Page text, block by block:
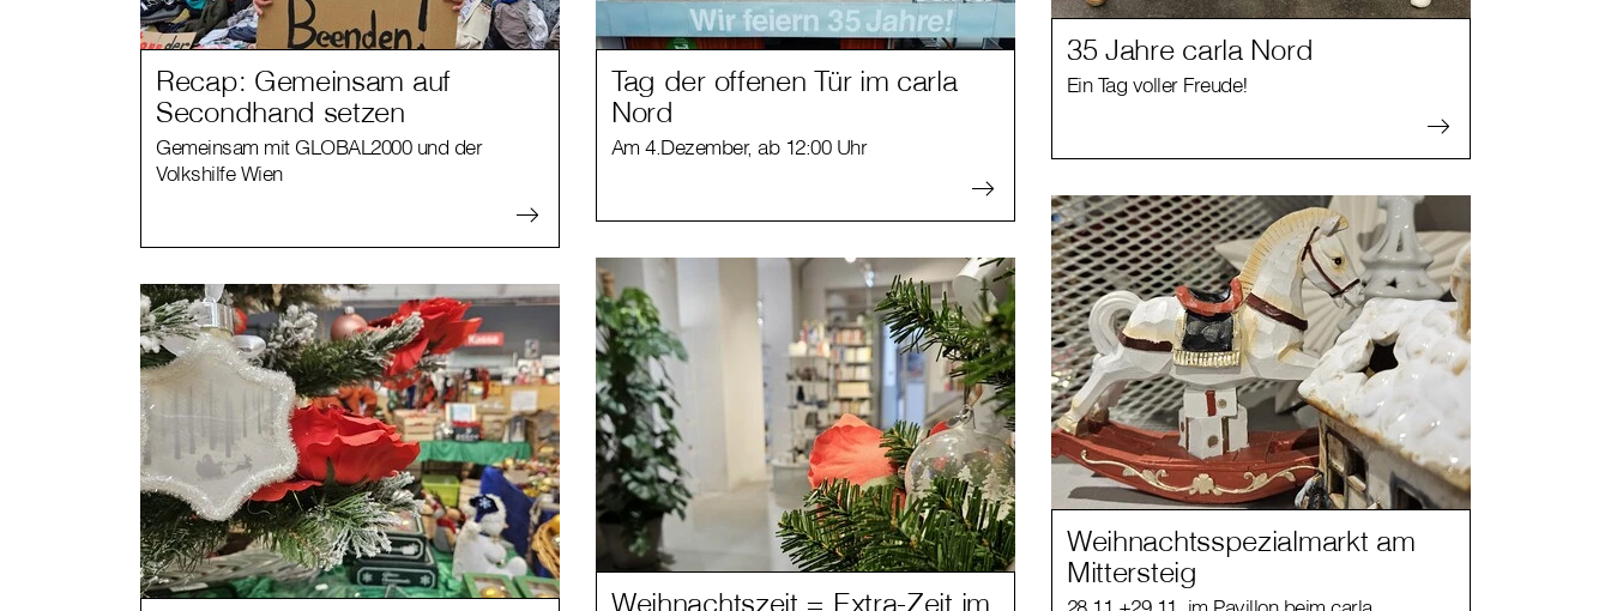
Recap: Gemeinsam auf
Secondhand setzen
Gemeinsam mit GLOBAL2000 und der
Volkshilfe Wien
Tag der offenen Tür im carla
Nord
Am 4.Dezember, ab 12:00 Uhr
35 Jahre carla Nord
Ein Tag voller Freude!
Weihnachtszeit = Extra-Zeit im
Weihnachtsspezialmarkt am
Mittersteig